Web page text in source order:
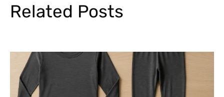
Related Posts